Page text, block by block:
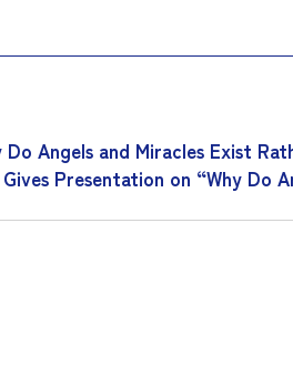
Angels and Miracles Exist
Presentation on “Why Do